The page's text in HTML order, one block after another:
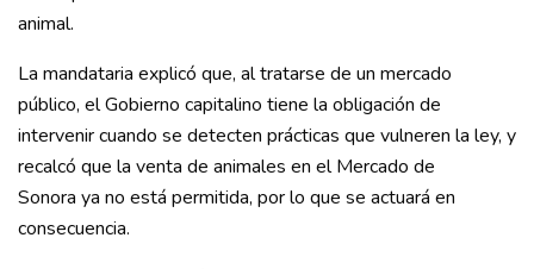
animal.
La mandataria explicó que, al tratarse de un mercado
público, el Gobierno capitalino tiene la obligación de
intervenir cuando se detecten prácticas que vulneren la ley, y
recalcó que la venta de animales en el Mercado de
Sonora ya no está permitida, por lo que se actuará en
consecuencia.